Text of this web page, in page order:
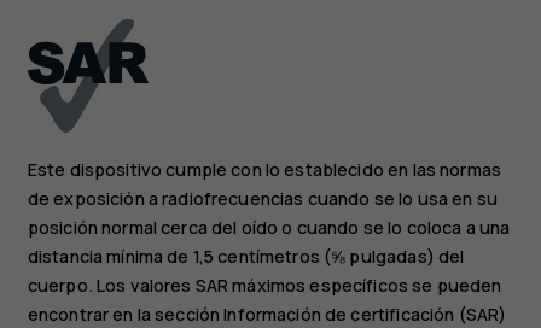
Este dispositivo cumple con lo establecido en las normas
de exposición a radiofrecuencias cuando se lo usa en su
posición normal cerca del oído o cuando se lo coloca a una
distancia mínima de 1,5 centímetros (⅝ pulgadas) del
cuerpo. Los valores SAR máximos específicos se pueden
encontrar en la sección Información de certificación (SAR)